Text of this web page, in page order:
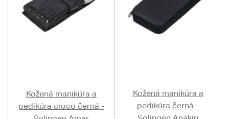
Kožená manikúra a
pedikúra croco černá -
Kožená manikúra a
pedikúra černá -